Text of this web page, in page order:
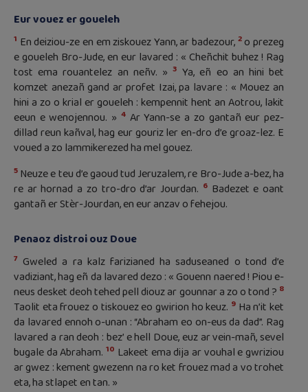
Eur vouez er goueleh
1 En deiziou-ze en em ziskouez Yann, ar badezour, 2o prezeg
e goueleh Bro-Jude, en eur lavared : « Cheñchit buhez ! Rag
tost ema rouantelez an neñv. » 3 Ya, eñ eo an hini bet
komzet anezañ gand ar profet Izai, pa lavare : « Mouez an
hini a zo o krial er goueleh : kempennit hent an Aotrou, lakit
eeun e wenojennou. » 4Ar Yann-se a zo gantañ eur pez-
dillad reun kañval, hag eur gouriz ler en-dro d’e groaz-lez. E
voued a zo lammikerezed ha mel gouez.
5 Neuze e teu d’e gaoud tud Jeruzalem, re Bro-Jude a-bez, ha
re ar hornad a zo tro-dro d’ar Jourdan. 6Badezet e oant
gantañ er Stèr-Jourdan, en eur anzav o fehejou.
Penaoz distroi ouz Doue
7 Gweled a ra kalz farizianed ha saduseaned o tond d’e
vadiziant, hag eñ da lavared dezo : « Gouenn naered ! Piou e-
neus desket deoh tehed pell diouz ar gounnar a zo o tond ? 8
Taolit eta frouez o tiskouez eo gwirion ho keuz. 9 Ha n’it ket
da lavared ennoh o-unan : “Abraham eo on-eus da dad”. Rag
lavared a ran deoh : bez’ e hell Doue, euz ar vein-mañ, sevel
bugale da Abraham.10 Lakeet ema dija ar vouhal e gwriziou
ar gwez : kement gwezenn na ro ket frouez mad a vo trohet
eta, ha stlapet en tan. »